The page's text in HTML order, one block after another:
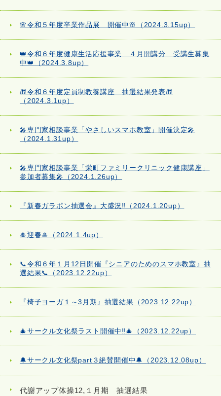
🌸令和５年度卒業作品展 開催中🌸（2024.3.15up）
👑令和６年度健康生活応援事業 ４月開講分 受講生募集
中👑（2024.3.8up）
🎁令和６年度定員制教養講座 抽選結果発表🎁
（2024.3.1up）
🎤専門家相談事業「やさしいスマホ教室」開催決定🎤
（2024.1.31up）
🎤専門家相談事業「栄町ファミリークリニック健康講座」
参加者募集🎤（2024.1.26up）
『新春ガラポン抽選会』大盛況‼（2024.1.20up）
🎍迎春🎍（2024.1.4up）
📞令和６年１月12日開催『シニアのためのスマホ教室』抽
選結果📞（2023.12.22up）
『椅子ヨーガ１～3月期』抽選結果（2023.12.22up）
🎄サークル文化祭ラスト開催中‼🎄（2023.12.22up）
🔔サークル文化祭part３絶賛開催中🔔（2023.12.08up）
代謝アップ体操12,１月期 抽選結果